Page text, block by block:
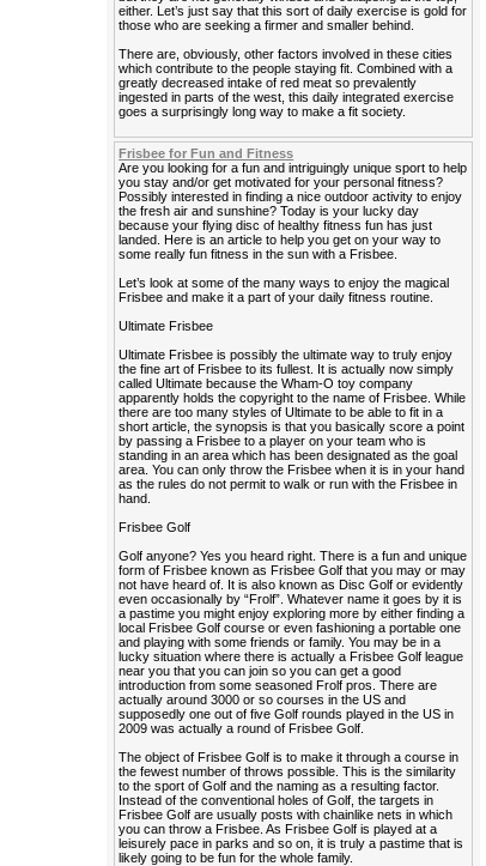
either. Let’s just say that this sort of daily exercise is gold for
those who are seeking a firmer and smaller behind.
There are, obviously, other factors involved in these cities
which contribute to the people staying fit. Combined with a
greatly decreased intake of red meat so prevalently
ingested in parts of the west, this daily integrated exercise
goes a surprisingly long way to make a fit society.
Frisbee for Fun and Fitness
Are you looking for a fun and intriguingly unique sport to help
you stay and/or get motivated for your personal fitness?
Possibly interested in finding a nice outdoor activity to enjoy
the fresh air and sunshine? Today is your lucky day
because your flying disc of healthy fitness fun has just
landed. Here is an article to help you get on your way to
some really fun fitness in the sun with a Frisbee.
Let’s look at some of the many ways to enjoy the magical
Frisbee and make it a part of your daily fitness routine.
Ultimate Frisbee
Ultimate Frisbee is possibly the ultimate way to truly enjoy
the fine art of Frisbee to its fullest. It is actually now simply
called Ultimate because the Wham-O toy company
apparently holds the copyright to the name of Frisbee. While
there are too many styles of Ultimate to be able to fit in a
short article, the synopsis is that you basically score a point
by passing a Frisbee to a player on your team who is
standing in an area which has been designated as the goal
area. You can only throw the Frisbee when it is in your hand
as the rules do not permit to walk or run with the Frisbee in
hand.
Frisbee Golf
Golf anyone? Yes you heard right. There is a fun and unique
form of Frisbee known as Frisbee Golf that you may or may
not have heard of. It is also known as Disc Golf or evidently
even occasionally by “Frolf”. Whatever name it goes by it is
a pastime you might enjoy exploring more by either finding a
local Frisbee Golf course or even fashioning a portable one
and playing with some friends or family. You may be in a
lucky situation where there is actually a Frisbee Golf league
near you that you can join so you can get a good
introduction from some seasoned Frolf pros. There are
actually around 3000 or so courses in the US and
supposedly one out of five Golf rounds played in the US in
2009 was actually a round of Frisbee Golf.
The object of Frisbee Golf is to make it through a course in
the fewest number of throws possible. This is the similarity
to the sport of Golf and the naming as a resulting factor.
Instead of the conventional holes of Golf, the targets in
Frisbee Golf are usually posts with chainlike nets in which
you can throw a Frisbee. As Frisbee Golf is played at a
leisurely pace in parks and so on, it is truly a pastime that is
likely going to be fun for the whole family.